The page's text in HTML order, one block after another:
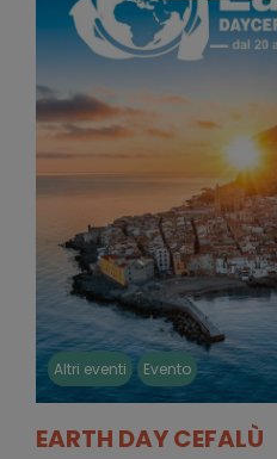
Altri eventi Evento
EARTH DAY CEFALÙ